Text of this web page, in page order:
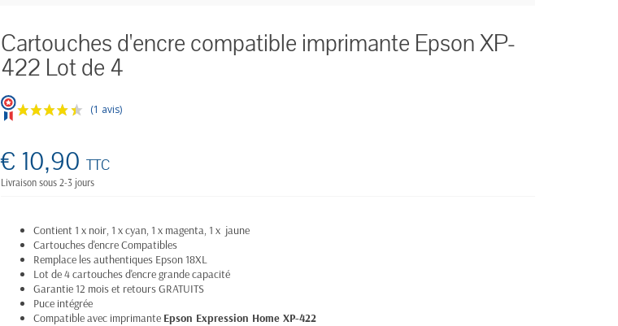
Cartouches d'encre compatible imprimante Epson XP-
422 Lot de 4
(1 avis)
€ 10,90TTC
Livraison sous 2-3 jours
Contient 1 x noir, 1 x cyan, 1 x magenta, 1 x jaune
Cartouches d'encre Compatibles
Remplace les authentiques Epson 18XL
Lot de 4 cartouches d'encre grande capacité
Garantie 12 mois et retours GRATUITS
Puce intégrée
Compatible avec imprimante Epson Expression Home XP-422